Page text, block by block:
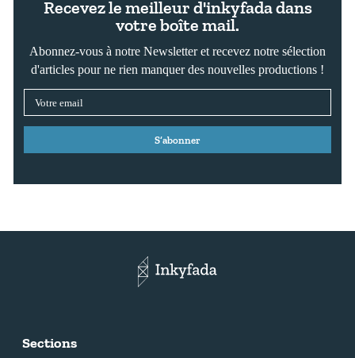
Recevez le meilleur d'inkyfada dans
votre boîte mail.
Abonnez-vous à notre Newsletter et recevez notre sélection
d'articles pour ne rien manquer des nouvelles productions !
S’abonner
Sections